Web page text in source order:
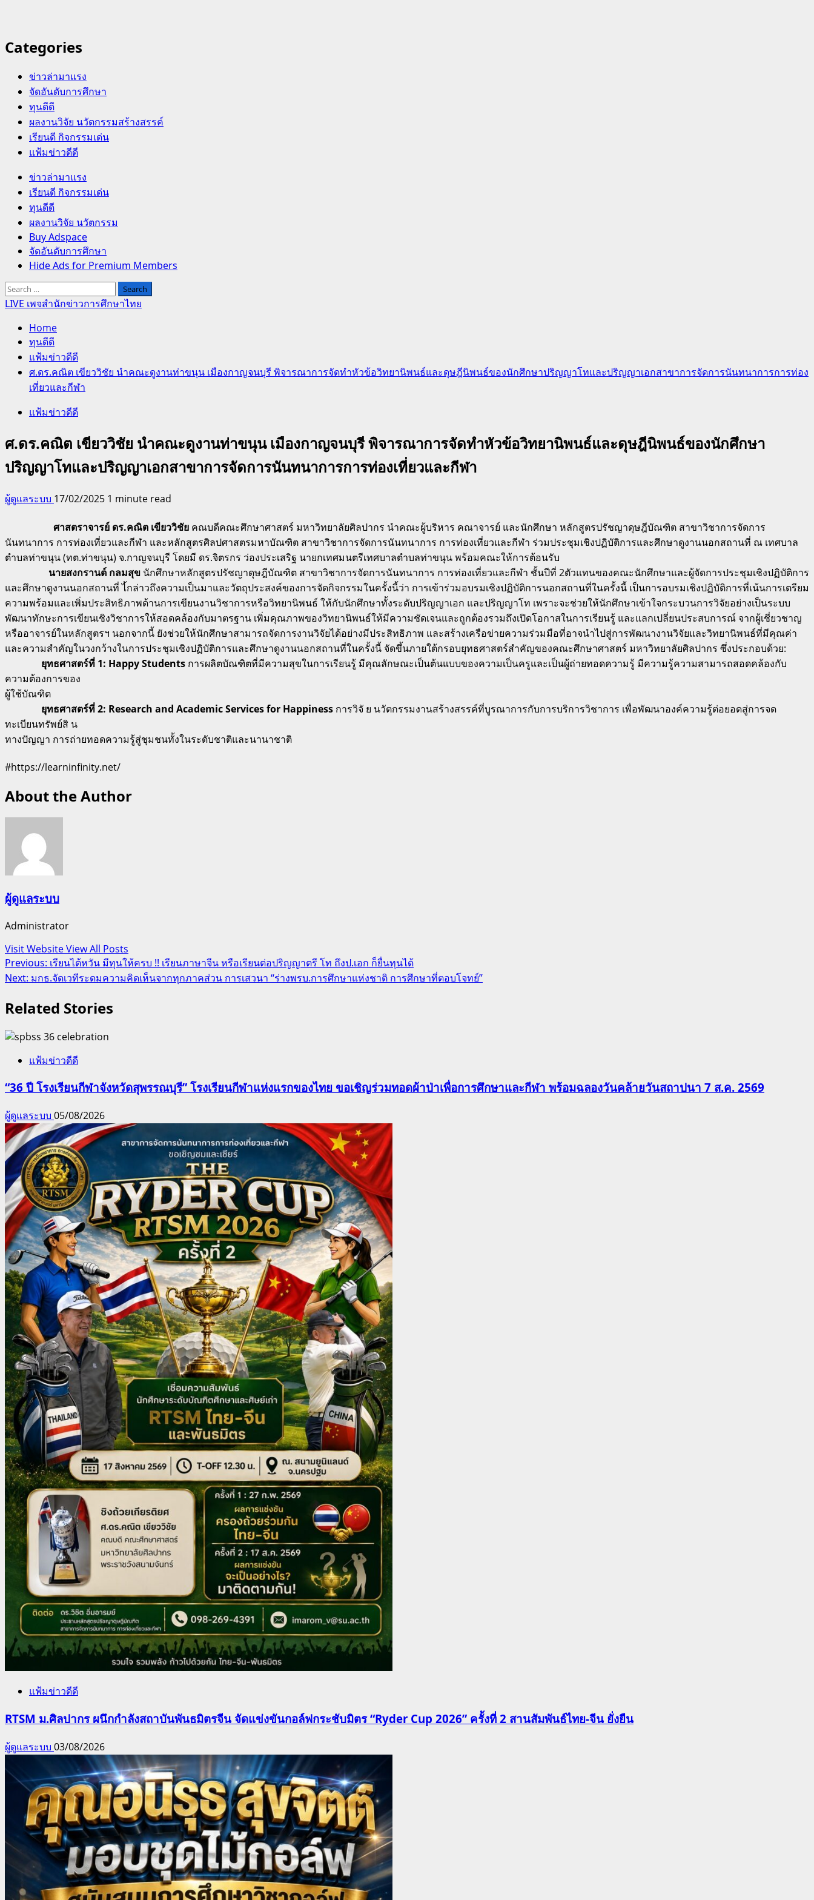
Categories
ข่าวล่ามาแรง
จัดอันดับการศึกษา
ทุนดีดี
ผลงานวิจัย นวัตกรรมสร้างสรรค์
เรียนดี กิจกรรมเด่น
แฟ้มข่าวดีดี
Primary
Menu
ข่าวล่ามาแรง
เรียนดี กิจกรรมเด่น
ทุนดีดี
ผลงานวิจัย นวัตกรรม
Buy Adspace
จัดอันดับการศึกษา
Hide Ads for Premium Members
Search
for:
LIVE เพจสำนักข่าวการศึกษาไทย
Home
ทุนดีดี
แฟ้มข่าวดีดี
ศ.ดร.คณิต เขียววิชัย นำคณะดูงานท่าขนุน เมืองกาญจนบุรี พิจารณาการจัดทำหัวข้อวิทยานิพนธ์และดุษฎีนิพนธ์ของนักศึกษาปริญญาโทและปริญญาเอกสาขาการจัดการนันทนาการการท่อง
เที่ยวและกีฬา
แฟ้มข่าวดีดี
ศ.ดร.คณิต เขียววิชัย นำคณะดูงานท่าขนุน เมืองกาญจนบุรี พิจารณาการจัดทำหัวข้อวิทยานิพนธ์และดุษฎีนิพนธ์ของนักศึกษา
ปริญญาโทและปริญญาเอกสาขาการจัดการนันทนาการการท่องเที่ยวและกีฬา
ผู้ดูแลระบบ 17/02/2025 1 minute read
ศาสตราจารย์ ดร.คณิต เขียววิชัย คณบดีคณะศึกษาศาสตร์ มหาวิทยาลัยศิลปากร นำคณะผู้บริหาร คณาจารย์ และนักศึกษา หลักสูตรปรัชญาดุษฎีบัณฑิต สาขาวิชาการจัดการ
นันทนาการ การท่องเที่ยวและกีฬา และหลักสูตรศิลปศาสตรมหาบัณฑิต สาขาวิชาการจัดการนันทนาการ การท่องเที่ยวและกีฬา ร่วมประชุมเชิงปฏิบัติการและศึกษาดูงานนอกสถานที่ ณ เทศบาล
ตำบลท่าขนุน (ทต.ท่าขนุน) จ.กาญจนบุรี โดยมี ดร.จิตรกร​ ว่องประเสริฐ​ นายกเทศมนตรีเทศบาลตำบลท่าขนุน พร้อมคณะให้การต้อนรับ
นายสงกรานต์ กลมสุข นักศึกษาหลักสูตรปรัชญาดุษฎีบัณฑิต สาขาวิชาการจัดการนันทนาการ การท่องเที่ยวและกีฬา ชั้นปีที่ 2ตัวแทนของคณะนักศึกษาและผู้จัดการประชุมเชิงปฏิบัติการ
และศึกษาดูงานนอกสถานที่ ไ้กล่าวถึงความเป็นมาและวัตถุประสงค์ของการจัดกิจกรรมในครั้งนี้ว่า การเข้าร่วมอบรมเชิงปฏิบัติการนอกสถานที่ในครั้งนี้ เป็นการอบรมเชิงปฏิบัติการที่เน้นการเตรียม
ความพร้อมและเพิ่มประสิทธิภาพด้านการเขียนงานวิชาการหรือวิทยานิพนธ์ ให้กับนักศึกษาทั้งระดับปริญญาเอก และปริญญาโท เพราะจะช่วยให้นักศึกษาเข้าใจกระบวนการวิจัยอย่างเป็นระบบ
พัฒนาทักษะการเขียนเชิงวิชาการให้สอดคล้องกับมาตรฐาน เพิ่มคุณภาพของวิทยานิพนธ์ให้มีความชัดเจนและถูกต้องรวมถึงเปิดโอกาสในการเรียนรู้ และแลกเปลี่ยนประสบการณ์ จากผู้เชี่ยวชาญ
หรืออาจารย์ในหลักสูตรฯ นอกจากนี้ ยังช่วยให้นักศึกษาสามารถจัดการงานวิจัยได้อย่างมีประสิทธิภาพ และสร้างเครือข่ายความร่วมมือที่อาจนำไปสู่การพัฒนางานวิจัยและวิทยานิพนธ์ที่มีคุณค่า
และความสำคัญในวงกว้างในการประชุมเชิงปฏิบัติการและศึกษาดูงานนอกสถานที่ในครั้งนี้ จัดขึ้นภายใต้กรอบยุทธศาสตร์สำคัญของคณะศึกษาศาสตร์ มหาวิทยาลัยศิลปากร ซึ่งประกอบด้วย:
ยุทธศาสตร์ที่ 1: Happy Students การผลิตบัณฑิตที่มีความสุขในการเรียนรู้ มีคุณลักษณะเป็นต้นแบบของความเป็นครูและเป็นผู้ถ่ายทอดความรู้ มีความรู้ความสามารถสอดคล้องกับ
ความต้องการของ
ผู้ใช้บัณฑิต
ยุทธศาสตร์ที่ 2: Research and Academic Services for Happiness การวิจั ย นวัตกรรมงานสร้างสรรค์ที่บูรณาการกับการบริการวิชาการ เพื่อพัฒนาองค์ความรู้ต่อยอดสู่การจด
ทะเบียนทรัพย์สิ น
ทางปัญญา การถ่ายทอดความรู้สู่ชุมชนทั้งในระดับชาติและนานาชาติ
#https://learninfinity.net/
About the Author
ผู้ดูแลระบบ
Administrator
Visit WebsiteView All Posts
Post
navigation
Previous: เรียนไต้หวัน มีทุนให้ครบ !! เรียนภาษาจีน หรือเรียนต่อปริญญาตรี โท ถึงป.เอก ก็ยื่นทุนได้
Next: มกธ.จัดเวทีระดมความคิดเห็นจากทุกภาคส่วน การเสวนา “ร่างพรบ.การศึกษาแห่งชาติ การศึกษาที่ตอบโจทย์”
Related Stories
แฟ้มข่าวดีดี
“36 ปี โรงเรียนกีฬาจังหวัดสุพรรณบุรี” โรงเรียนกีฬาแห่งแรกของไทย ขอเชิญร่วมทอดผ้าป่าเพื่อการศึกษาและกีฬา พร้อมฉลองวันคล้ายวันสถาปนา 7 ส.ค. 2569
ผู้ดูแลระบบ 05/08/2026
แฟ้มข่าวดีดี
RTSM ม.ศิลปากร ผนึกกำลังสถาบันพันธมิตรจีน จัดแข่งขันกอล์ฟกระชับมิตร “Ryder Cup 2026” ครั้งที่ 2 สานสัมพันธ์ไทย-จีน ยั่งยืน
ผู้ดูแลระบบ 03/08/2026